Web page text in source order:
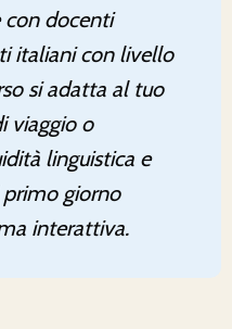
docenti
italiani con livello
si adatta al tuo
viaggio o
linguistica e
giorno
interattiva.